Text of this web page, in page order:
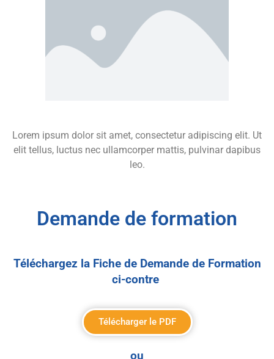
Lorem ipsum dolor sit amet, consectetur adipiscing elit. Ut
elit tellus, luctus nec ullamcorper mattis, pulvinar dapibus
leo.
Demande de formation
Téléchargez la Fiche de Demande de Formation
ci-contre
Télécharger le PDF
ou